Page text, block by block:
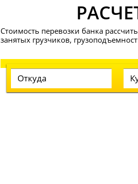
Стоимость перевозки банка
занятых грузчиков,